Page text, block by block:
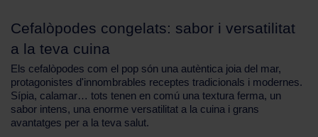
Cefalòpodes congelats: sabor i versatilitat
a la teva cuina
Els cefalòpodes com el pop són una autèntica joia del mar,
protagonistes d'innombrables receptes tradicionals i modernes.
Sípia, calamar… tots tenen en comú una textura ferma, un
sabor intens, una enorme versatilitat a la cuina i grans
avantatges per a la teva salut.